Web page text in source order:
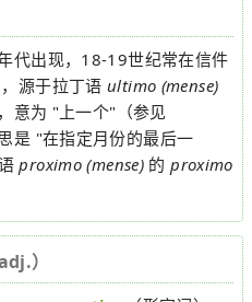
代出现，18-19世纪常在信件
，源于拉丁语 ultimo (mense)
，意为 "上一个"（参见
是 "在指定月份的最后一
proximo (mense) 的proximo
adj.）